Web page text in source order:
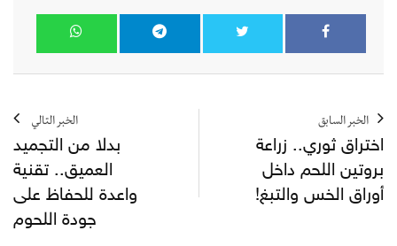
الخبر السابق
اختراق ثوري.. زراعة
بروتين اللحم داخل
أوراق الخس والتبغ!
الخبر التالي
بدلا من التجميد
العميق.. تقنية
واعدة للحفاظ على
جودة اللحوم